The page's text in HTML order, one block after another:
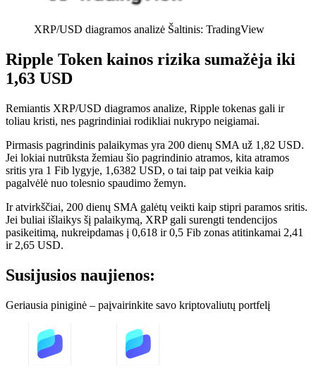
XRP/USD diagramos analizė Šaltinis: TradingView
Ripple Token kainos rizika sumažėja iki
1,63 USD
Remiantis XRP/USD diagramos analize, Ripple tokenas gali ir
toliau kristi, nes pagrindiniai rodikliai nukrypo neigiamai.
Pirmasis pagrindinis palaikymas yra 200 dienų SMA už 1,82 USD.
Jei lokiai nutrūksta žemiau šio pagrindinio atramos, kita atramos
sritis yra 1 Fib lygyje, 1,6382 USD, o tai taip pat veikia kaip
pagalvėlė nuo tolesnio spaudimo žemyn.
Ir atvirkščiai, 200 dienų SMA galėtų veikti kaip stipri paramos sritis.
Jei buliai išlaikys šį palaikymą, XRP gali surengti tendencijos
pasikeitimą, nukreipdamas į 0,618 ir 0,5 Fib zonas atitinkamai 2,41
ir 2,65 USD.
Susijusios naujienos:
Geriausia piniginė – paįvairinkite savo kriptovaliutų portfelį